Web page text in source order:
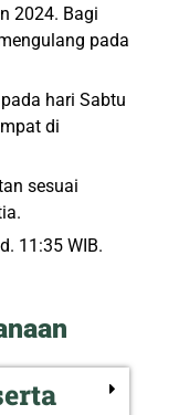
2024. Bagi
pada
hari Sabtu
di
sesuai
11:35 WIB.